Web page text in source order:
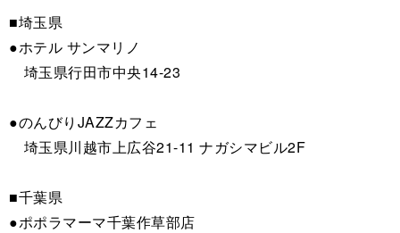
■埼玉県
●ホテル サンマリノ
埼玉県行田市中央14-23
●のんびりJAZZカフェ
埼玉県川越市上広谷21-11 ナガシマビル2F
■千葉県
●ポポラマーマ千葉作草部店